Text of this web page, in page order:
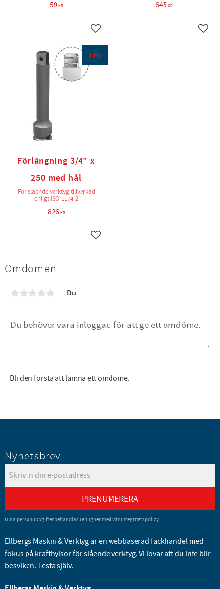
Omdömen
Du
Bli den första att lämna ett omdöme.
59KR
Lägg till i favoriter
645KR
Förlängning 3/4" x
250 med hål
För slående verktyg tillverkad
enligt ISO 1174-2
826KR
Lägg till i favoriter
INFO
Nyhetsbrev
PRENUMERERA
Dina personuppgifter behandlas i enlighet med vår integritetspolicy.
Ellbergs Maskin & Verktyg är en webbaserad fackhandel med
fokus på krafthylsor för slående verktyg. Vi lovar att du inte blir
besviken. Testa själv.